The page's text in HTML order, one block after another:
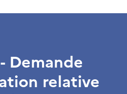
Demande
relative